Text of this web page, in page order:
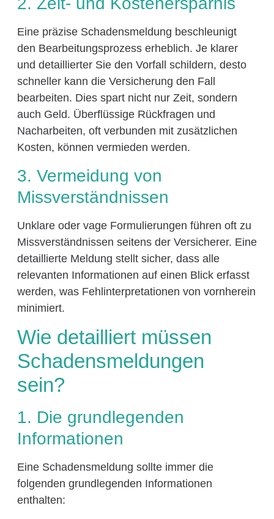
Eine präzise Schadensmeldung beschleunigt
den Bearbeitungsprozess erheblich. Je klarer
und detaillierter Sie den Vorfall schildern, desto
schneller kann die Versicherung den Fall
bearbeiten. Dies spart nicht nur Zeit, sondern
auch Geld. Überflüssige Rückfragen und
Nacharbeiten, oft verbunden mit zusätzlichen
Kosten, können vermieden werden.
3. Vermeidung von
Missverständnissen
Unklare oder vage Formulierungen führen oft zu
Missverständnissen seitens der Versicherer. Eine
detaillierte Meldung stellt sicher, dass alle
relevanten Informationen auf einen Blick erfasst
werden, was Fehlinterpretationen von vornherein
minimiert.
Wie detailliert müssen
Schadensmeldungen
sein?
1. Die grundlegenden
Informationen
Eine Schadensmeldung sollte immer die
folgenden grundlegenden Informationen
enthalten: